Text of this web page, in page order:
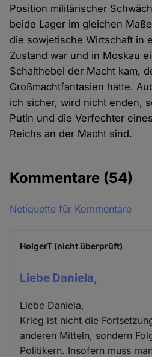
Position militärischer
beide Lager im gleichen
die sowjetische Wirtschaft in
Zustand war und in Moskau
Schalthebel der Macht kam,
Großmachtfantasien hatte.
ich sicher, wird nicht enden,
Putin und die Verfechter
Reichs an der Macht sind.
Kommentare (54)
Netiquette für Kommentare
HolgerT (nicht überprüft)
Liebe Daniela,
Liebe Daniela,
Krieg ist nicht die
anderen Mitteln, sondern
Politikern. Insofern muss